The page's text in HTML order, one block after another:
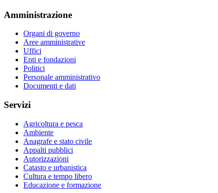
Amministrazione
Organi di governo
Aree amministrative
Uffici
Enti e fondazioni
Politici
Personale amministrativo
Documenti e dati
Servizi
Agricoltura e pesca
Ambiente
Anagrafe e stato civile
Appalti pubblici
Autorizzazioni
Catasto e urbanistica
Cultura e tempo libero
Educazione e formazione